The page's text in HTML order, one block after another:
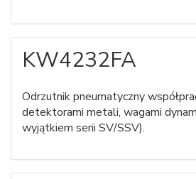
KW4232FA
Odrzutnik pneumatyczny
detektorami metali, wagami
wyjątkiem serii SV/SSV).